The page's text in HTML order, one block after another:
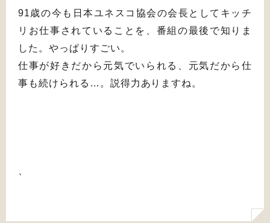
91歳の今も日本ユネスコ協会の会長としてキッチ
リお仕事されていることを、番組の最後で知りま
した。やっぱりすごい。
仕事が好きだから元気でいられる、元気だから仕
事も続けられる…。説得力ありますね。